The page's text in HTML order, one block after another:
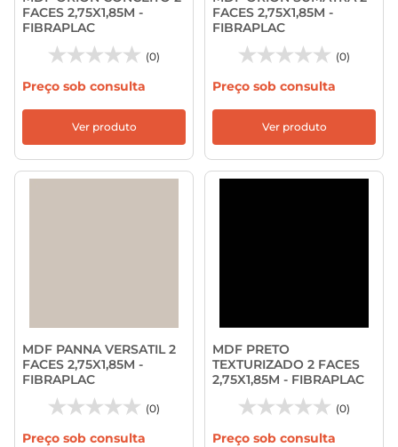
FACES 2,75X1,85M -
FIBRAPLAC
(0)
Preço sob consulta
Ver produto
FACES 2,75X1,85M -
FIBRAPLAC
(0)
Preço sob consulta
Ver produto
MDF PANNA VERSATIL 2
FACES 2,75X1,85M -
FIBRAPLAC
(0)
Preço sob consulta
MDF PRETO
TEXTURIZADO 2 FACES
2,75X1,85M - FIBRAPLAC
(0)
Preço sob consulta